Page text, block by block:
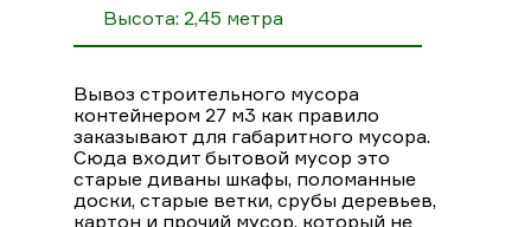
Высота: 2,45 метра
Вывоз строительного мусора
контейнером 27 м3 как правило
заказывают для габаритного мусора.
Сюда входит бытовой мусор это
старые диваны шкафы, поломанные
доски, старые ветки, срубы деревьев,
картон и прочий мусор, который не